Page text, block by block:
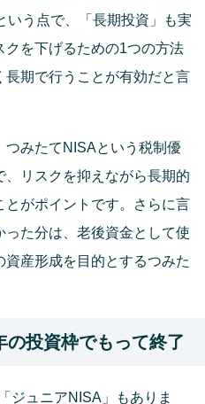
いう点で、「長期投資」も実
を下げるための1つの方法
長期で行うことが有効だと言
みたてNISAという税制優
リスクを抑えながら長期的
がポイントです。さらに言
った分は、老後資金として使
産形成を目的とするつみた
の投資枠でもって終了
ジュニアNISA」もありま